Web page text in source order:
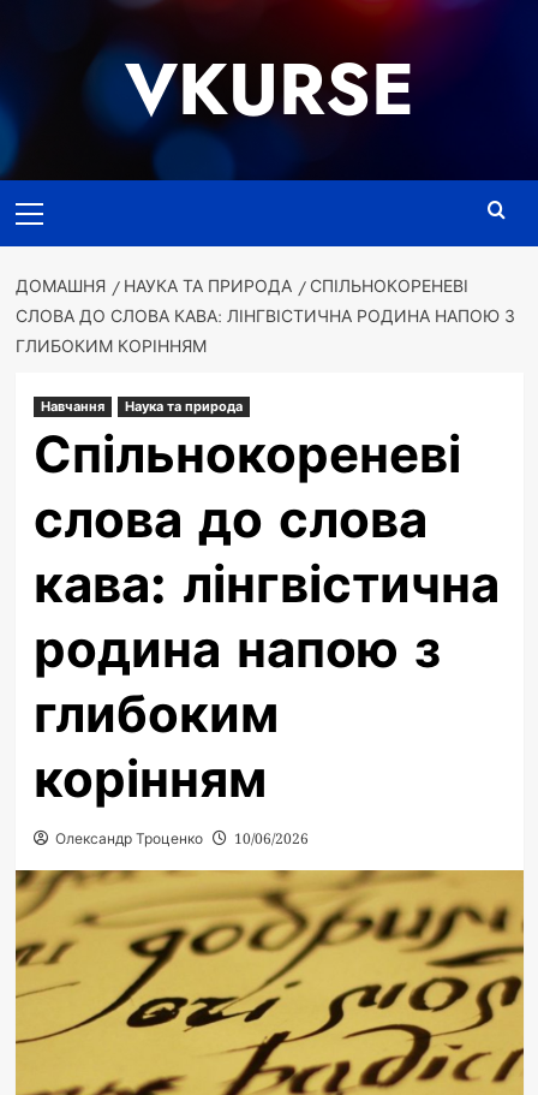
VKURSE
меню
ДОМАШНЯ НАУКА ТА ПРИРОДА
СПІЛЬНОКОРЕНЕВІ
СЛОВА ДО СЛОВА КАВА: ЛІНГВІСТИЧНА РОДИНА НАПОЮ З
ГЛИБОКИМ КОРІННЯМ
Навчання Наука та природа
Спільнокореневі
слова до слова
кава: лінгвістична
родина напою з
глибоким
корінням
Олександр Троценко 10/06/2026